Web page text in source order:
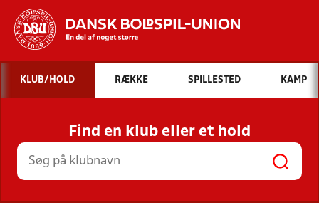
Hvad vil du søge efter?
INDHOLD OG NYHEDER
STILLINGER, RESULTATER, KLUBBER OG
HOLD
KLUB/HOLD RÆKKE SPILLESTED KAMP
Find en klub eller et hold